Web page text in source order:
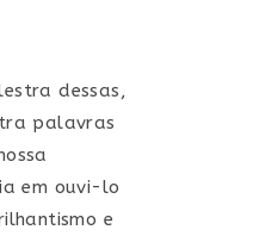
dessas,
palavras
em ouvi-lo
e